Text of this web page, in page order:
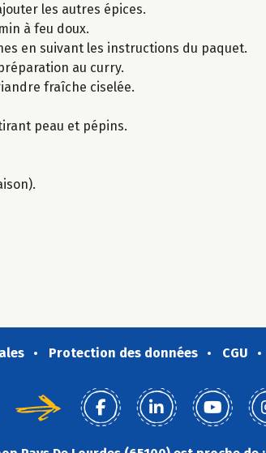
les autres épices.
à feu doux.
en suivant les instructions du paquet.
au curry.
fraîche ciselée.
peau et pépins.
Protection des données CGU